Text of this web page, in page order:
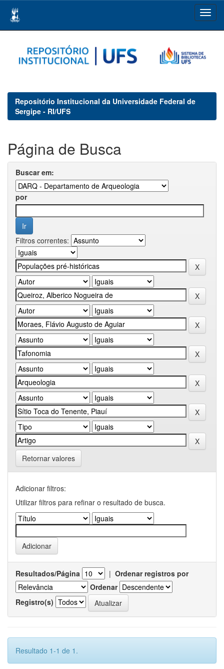
navigation
Repositório Institucional da Universidade Federal de
Sergipe - RI/UFS
Página de Busca
Buscar em:
por
Filtros correntes:
Retornar valores
Adicionar filtros:
Utilizar filtros para refinar o resultado de busca.
Resultados/Página | Ordenar registros por
Ordenar
Registro(s)
Resultado 1-1 de 1.